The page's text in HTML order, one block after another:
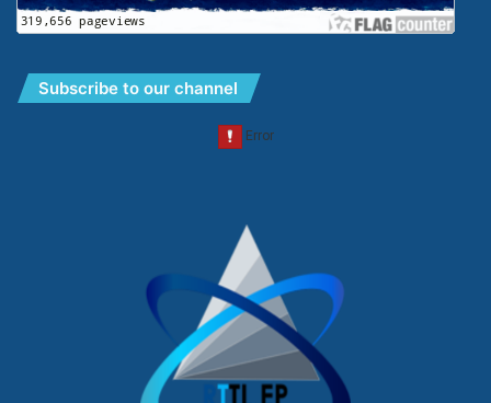
Subscribe to our channel